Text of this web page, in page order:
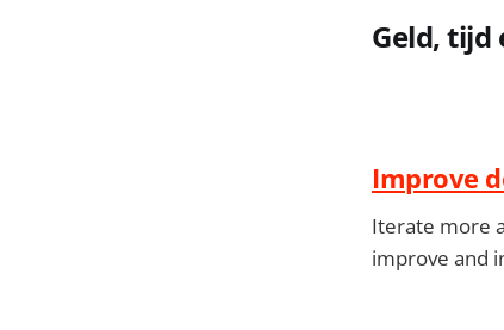
Geld, tijd
Improve
Iterate more
improve and